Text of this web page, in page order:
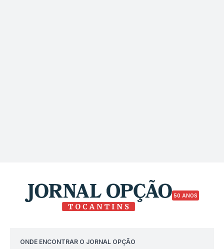
50 ANOS
ONDE ENCONTRAR O JORNAL OPÇÃO